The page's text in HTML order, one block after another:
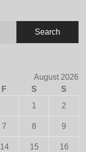
August 2026
F S
S
1
2
7 8 9
14 15 16